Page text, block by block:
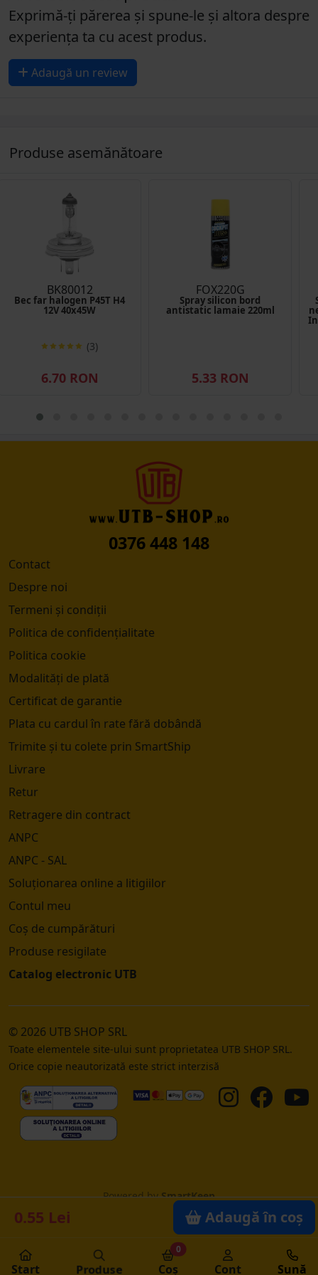
Exprimă-ți părerea și spune-le și altora despre
experiența ta cu acest produs.
Adaugă un review
Produse asemănătoare
BK80012
Bec far halogen P45T H4
12V 40x45W
(3)
6.70 RON
FOX220G
Spray silicon bord
antistatic lamaie 220ml
5.33 RON
0376 448 148
Contact
Despre noi
Termeni și condiții
Politica de confidențialitate
Politica cookie
Modalități de plată
Certificat de garantie
Plata cu cardul în rate fără dobândă
Trimite și tu colete prin SmartShip
Livrare
Retur
Retragere din contract
ANPC
ANPC - SAL
Soluționarea online a litigiilor
Contul meu
Coș de cumpărături
Produse resigilate
Catalog electronic UTB
© 2026 UTB SHOP SRL
Toate elementele site-ului sunt proprietatea UTB SHOP SRL.
Orice copie neautorizată este strict interzisă
Powered bySmartKeep
0.55 Lei Adaugă în coș
Start Produse Coș
0
Cont Sună